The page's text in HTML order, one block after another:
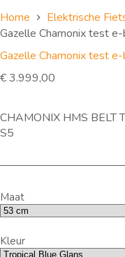
Home
Elektrische
Gazelle Chamonix test
Gazelle Chamonix test
€3.999,00
CHAMONIX HMS BELT
S5
Maat
Kleur